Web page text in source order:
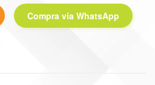
Compra vía WhatsApp